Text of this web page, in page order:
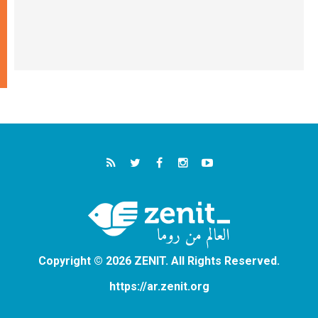
Copyright © 2026 ZENIT. All Rights Reserved.
https://ar.zenit.org